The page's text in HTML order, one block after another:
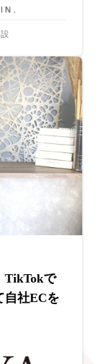
TikTokで
自社ECを